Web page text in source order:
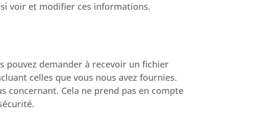
voir et modifier ces informations.
pouvez demander à recevoir un fichier
celles que vous nous avez fournies.
concernant. Cela ne prend pas en compte